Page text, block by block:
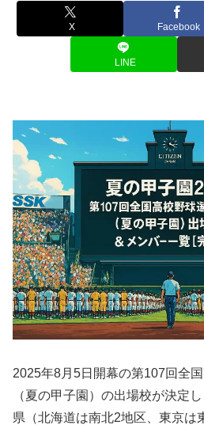
X Facebook
LINE
2025年8月5日開幕の第107回全
（夏の甲子園）の出場校が決定
県（北海道は南北2地区、東京は